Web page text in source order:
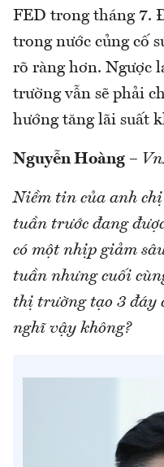
FED trong tháng 7.
trong nước củng cố
rõ ràng hơn. Ngược
trường vẫn sẽ phải
hướng tăng lãi suất
Nguyễn Hoàng –
Niềm tin của anh
tuần trước đang
có một nhịp giảm
tuần nhưng cuối
thị trường tạo 3 đáy
nghĩ vậy không?